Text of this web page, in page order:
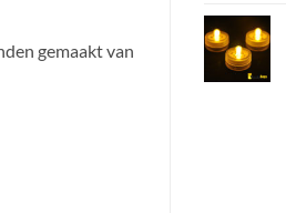
gemaakt van